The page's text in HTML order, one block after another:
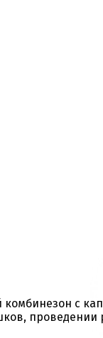
комбинезон с